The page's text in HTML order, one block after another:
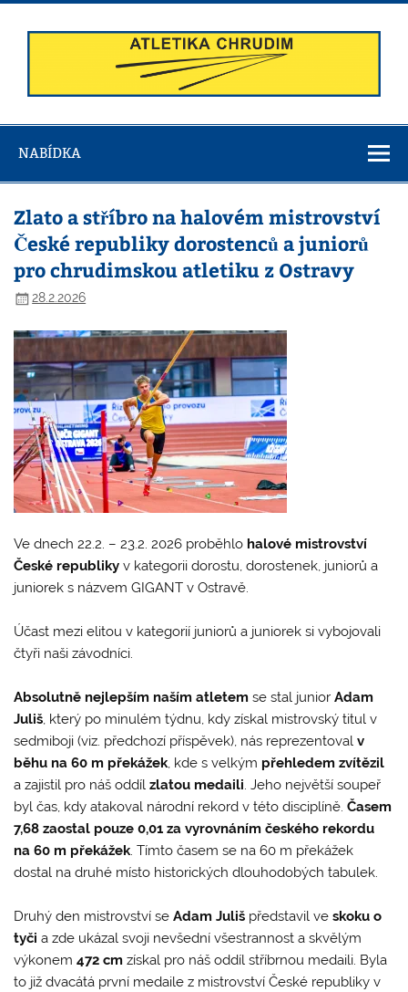
Skip
content
Chrudim
NABÍDKA
Zlato a stříbro na halovém mistrovství
České republiky dorostenců a juniorů
pro chrudimskou atletiku z Ostravy
28.2.2026
Ve dnech 22.2. – 23.2. 2026 proběhlo halové mistrovství
České republiky v kategorii dorostu, dorostenek, juniorů a
juniorek s názvem GIGANT v Ostravě.
Účast mezi elitou v kategorií juniorů a juniorek si vybojovali
čtyři naši závodníci.
Absolutně nejlepším naším atletem se stal juniorAdam
Juliš, který po minulém týdnu, kdy získal mistrovský titul v
sedmiboji (viz. předchozí příspěvek), nás reprezentovalv
běhu na 60 m překážek, kde s velkým přehledem zvítězil
a zajistil pro náš oddílzlatou medaili. Jeho největší soupeř
byl čas, kdy atakoval národní rekord v této disciplíně.Časem
7,68 zaostal pouze 0,01 za vyrovnáním českého rekordu
na 60 m překážek. Tímto časem se na 60 m překážek
dostal na druhé místo historických dlouhodobých tabulek.
Druhý den mistrovství seAdam Juliš představil veskoku o
tyči a zde ukázal svoji nevšední všestrannost a skvělým
výkonem472 cm získal pro náš oddíl stříbrnou medaili. Byla
to již dvacátá první medaile z mistrovství České republiky v